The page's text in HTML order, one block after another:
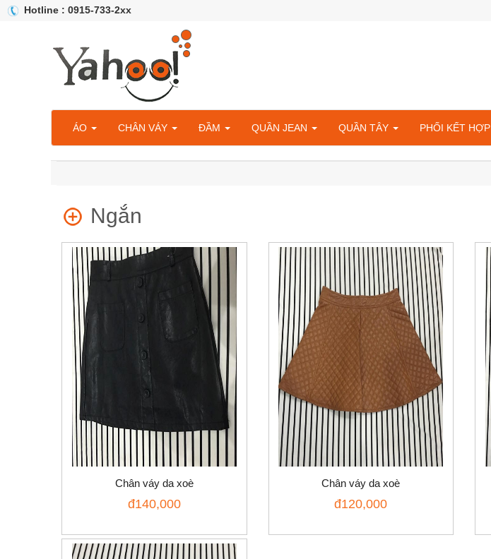
Hotline : 0915-733-2xx
ÁO CHÂN VÁY ĐẦM QUẦN JEAN QUẦN TÂY PHỐI KẾT HỢP
Ngắn
Chân váy da xoè
đ140,000
Chân váy da xoè
đ120,000